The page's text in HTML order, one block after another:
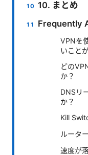
10. まとめ
Frequently
VPNを
いこと
どの
か？
DNSリ
か？
Kill
ルータ
速度が